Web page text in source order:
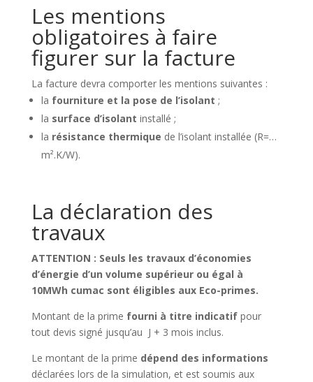
Les mentions
obligatoires à faire
figurer sur la facture
La facture devra comporter les mentions suivantes :
la fourniture et la pose de l’isolant ;
la surface d’isolant installé ;
la résistance thermique de l’isolant installée (R=…
m².K/W).
La déclaration des
travaux
ATTENTION : Seuls les travaux d’économies
d’énergie d’un volume supérieur ou égal à
10MWh cumac sont éligibles aux Eco-primes.
Montant de la prime fourni à titre indicatifpour
tout devis signé jusqu’au J + 3 mois inclus.
Le montant de la prime dépend des informations
déclarées lors de la simulation, et est soumis aux